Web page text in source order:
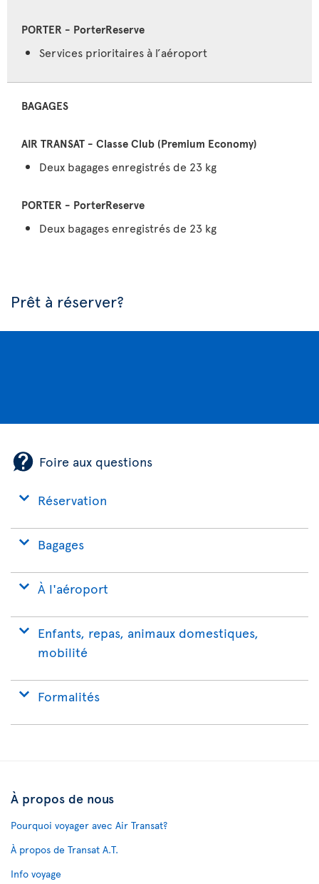
Services prioritaires à l’aéroport
BAGAGES
Deux bagages enregistrés de 23 kg
Deux bagages enregistrés de 23 kg
Prêt à réserver?
Foire aux questions
Réservation
Bagages
À l'aéroport
Enfants, repas, animaux domestiques,
mobilité
Formalités
À propos de nous
Pourquoi voyager avec Air Transat?
À propos de Transat A.T.
Info voyage